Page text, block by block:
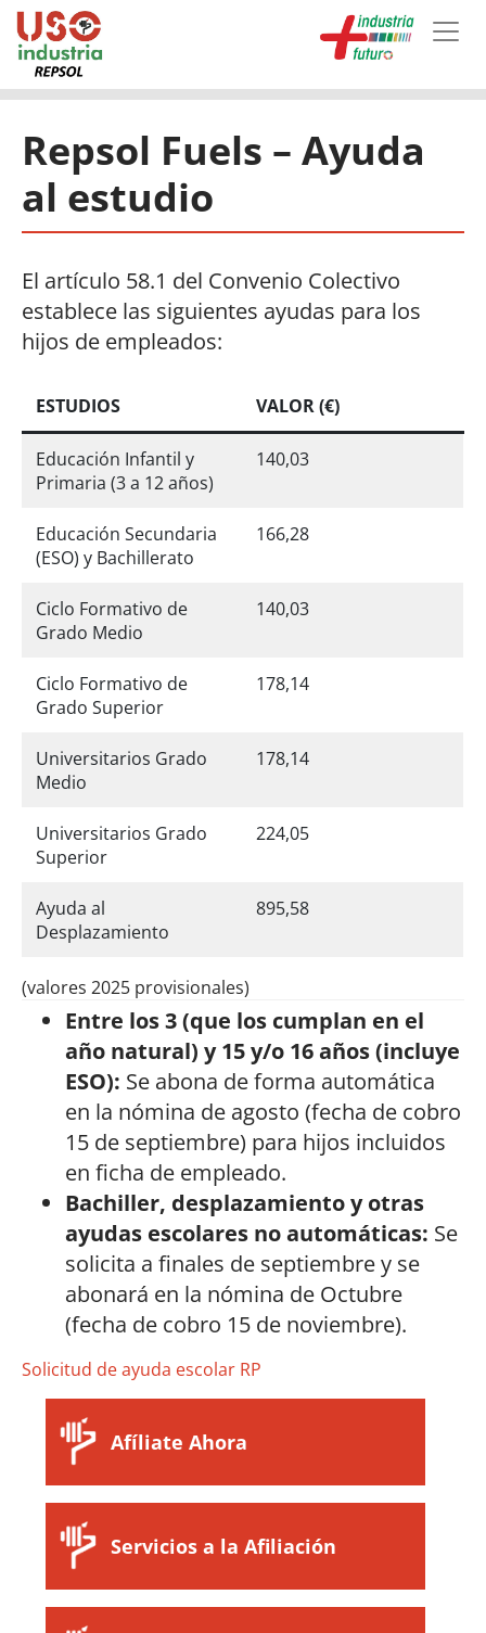
Skip to main content
Repsol Fuels – Ayuda
al estudio
El artículo 58.1 del Convenio Colectivo
establece las siguientes ayudas para los
hijos de empleados:
ESTUDIOS VALOR (€)
Educación Infantil y
Primaria (3 a 12 años)
140,03
Educación Secundaria
(ESO) y Bachillerato
166,28
Ciclo Formativo de
Grado Medio
140,03
Ciclo Formativo de
Grado Superior
178,14
Universitarios Grado
Medio
178,14
Universitarios Grado
Superior
224,05
Ayuda al
Desplazamiento
895,58
(valores 2025 provisionales)
Entre los 3 (que los cumplan en el
año natural) y 15 y/o 16 años (incluye
ESO): Se abona de forma automática
en la nómina de agosto (fecha de cobro
15 de septiembre) para hijos incluidos
en ficha de empleado.
Bachiller, desplazamiento y otras
ayudas escolares no automáticas: Se
solicita a finales de septiembre y se
abonará en la nómina de Octubre
(fecha de cobro 15 de noviembre).
Solicitud de ayuda escolar RP
Afíliate Ahora
Servicios a la Afiliación